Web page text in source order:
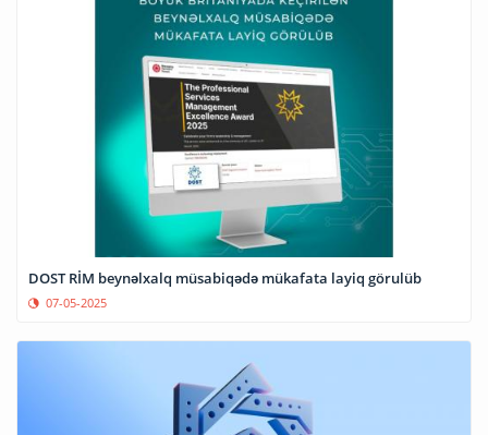
DOST RİM beynəlxalq müsabiqədə mükafata layiq görulüb
07-05-2025